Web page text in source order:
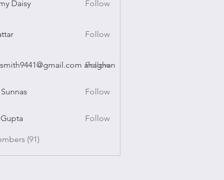
Daisy Follow
Follow
ahaghan ahaghan
Follow
Follow
Follow
(91)